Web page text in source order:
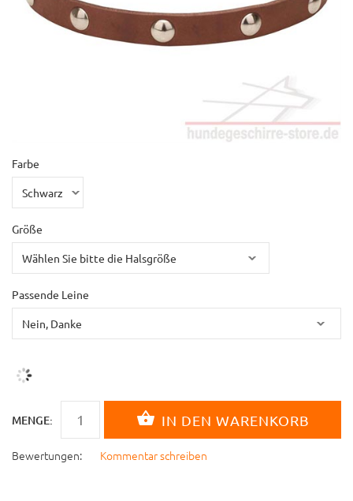
Farbe
Größe
Passende Leine
MENGE:
Bewertungen: Kommentar schreiben